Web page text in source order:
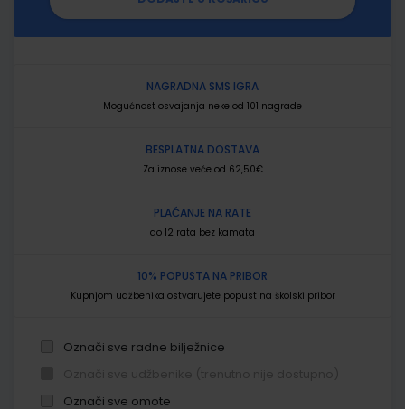
NAGRADNA SMS IGRA
Mogućnost osvajanja neke od 101 nagrade
BESPLATNA DOSTAVA
Za iznose veće od 62,50€
PLAĆANJE NA RATE
do 12 rata bez kamata
10% POPUSTA NA PRIBOR
Kupnjom udžbenika ostvarujete popust na školski pribor
Označi sve radne bilježnice
Označi sve omote